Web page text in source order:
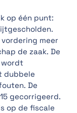
op één punt:
meer
de zaak. De
dubbele
De
gecorrigeerd.
op de fiscale